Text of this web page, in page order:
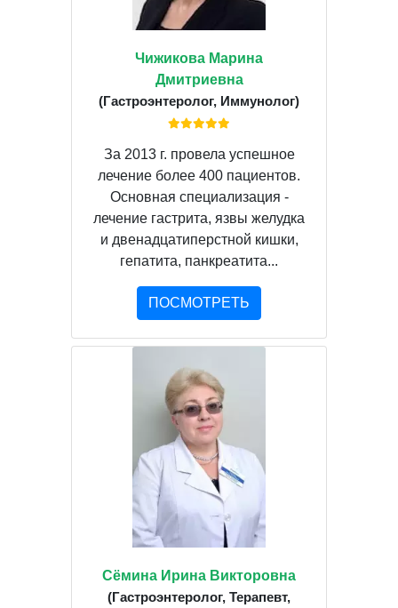
Чижикова Марина
Дмитриевна
(Гастроэнтеролог, Иммунолог)
За 2013 г. провела успешное
лечение более 400 пациентов.
Основная специализация -
лечение гастрита, язвы желудка
и двенадцатиперстной кишки,
гепатита, панкреатита...
ПОСМОТРЕТЬ
Сёмина Ирина Викторовна
(Гастроэнтеролог, Терапевт,